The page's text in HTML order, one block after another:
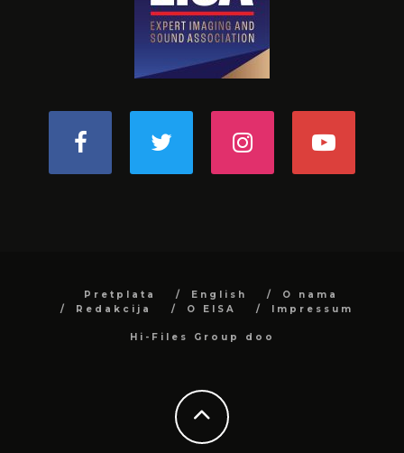
Pretplata English
O nama
Redakcija
O EISA Impressum
Hi-Files Group doo